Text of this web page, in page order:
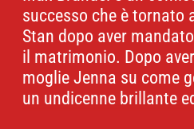
successo che è tornato
Stan dopo aver
il matrimonio. Dopo
moglie Jenna su come
un undicenne brillante